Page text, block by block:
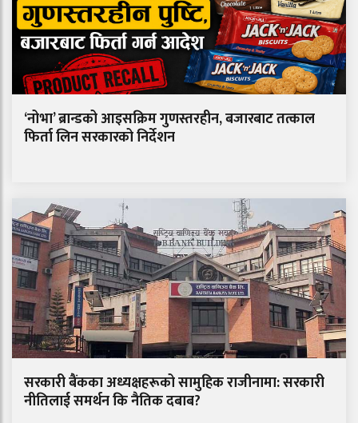
‘नोभा’ ब्रान्डको आइसक्रिम गुणस्तरहीन, बजारबाट तत्काल
फिर्ता लिन सरकारको निर्देशन
सरकारी बैंकका अध्यक्षहरूको सामुहिक राजीनामा: सरकारी
नीतिलाई समर्थन कि नैतिक दबाब?